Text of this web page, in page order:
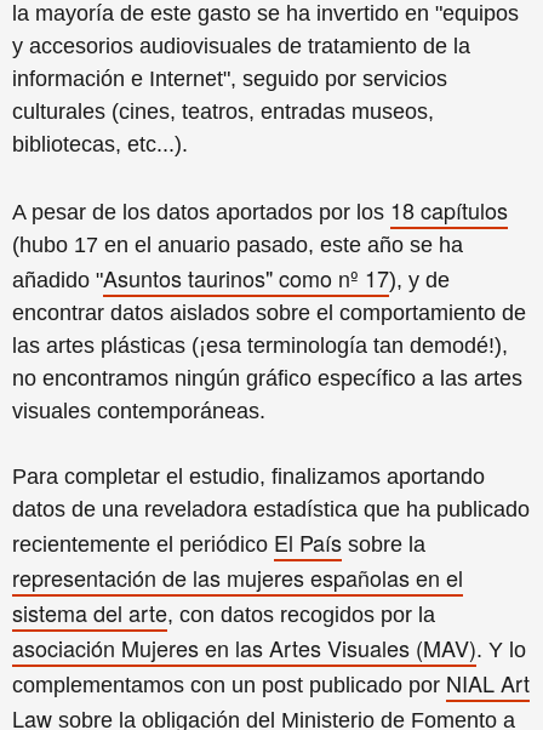
la mayoría de este gasto se ha invertido en "equipos
y accesorios audiovisuales de tratamiento de la
información e Internet", seguido por servicios
culturales (cines, teatros, entradas museos,
bibliotecas, etc...).
A pesar de los datos aportados por los 18 capítulos
(hubo 17 en el anuario pasado, este año se ha
añadido "Asuntos taurinos" como nº 17), y de
encontrar datos aislados sobre el comportamiento de
las artes plásticas (¡esa terminología tan demodé!),
no encontramos ningún gráfico específico a las artes
visuales contemporáneas.
Para completar el estudio, finalizamos aportando
datos de una reveladora estadística que ha publicado
recientemente el periódico El País sobre la
representación de las mujeres españolas en el
sistema del arte, con datos recogidos por la
asociación Mujeres en las Artes Visuales (MAV). Y lo
complementamos con un post publicado por NIAL Art
Law sobre la obligación del Ministerio de Fomento a